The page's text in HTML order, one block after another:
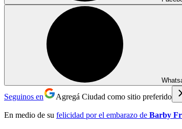
Seguinos en Agregá Ciudad como sitio preferido
En medio de su felicidad por el embarazo de Barby